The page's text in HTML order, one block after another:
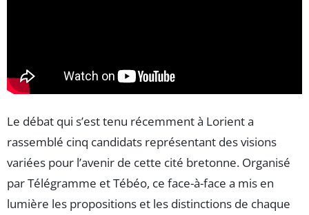
Le débat qui s’est tenu récemment à Lorient a
rassemblé cinq candidats représentant des visions
variées pour l’avenir de cette cité bretonne. Organisé
par Télégramme et Tébéo, ce face-à-face a mis en
lumière les propositions et les distinctions de chaque